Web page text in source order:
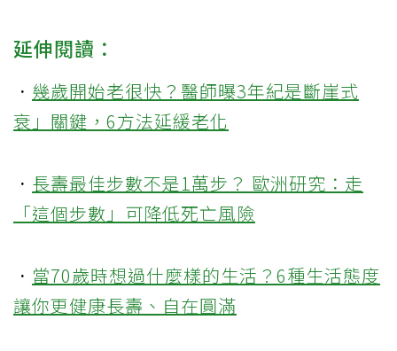
延伸閱讀：
． 幾歲開始老很快？醫師曝3年紀是斷崖式
衰」關鍵，6方法延緩老化
． 長壽最佳步數不是1萬步？ 歐洲研究：走
「這個步數」可降低死亡風險
． 當70歲時想過什麼樣的生活？6種生活態度
讓你更健康長壽、自在圓滿